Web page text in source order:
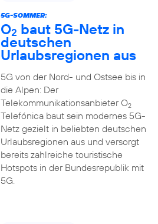
5G-SOMMER:
O2 baut 5G-Netz in
deutschen
Urlaubsregionen aus
5G von der Nord- und Ostsee bis in
die Alpen: Der
Telekommunikationsanbieter O2
Telefónica baut sein modernes 5G-
Netz gezielt in beliebten deutschen
Urlaubsregionen aus und versorgt
bereits zahlreiche touristische
Hotspots in der Bundesrepublik mit
5G.